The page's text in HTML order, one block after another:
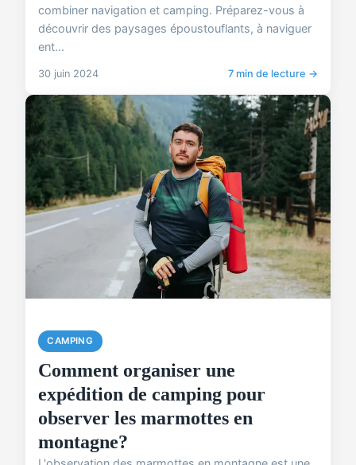
combiner navigation et camping. Préparez-vous à
découvrir des paysages époustouflants, à naviguer
ent...
30 juin 2024 7 min de lecture →
CAMPING
Comment organiser une
expédition de camping pour
observer les marmottes en
montagne?